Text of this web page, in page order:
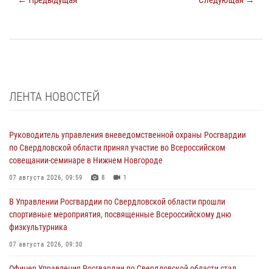
ЛЕНТА НОВОСТЕЙ
Руководитель управления вневедомственной охраны Росгвардии
по Свердловской области принял участие во Всероссийском
совещании-семинаре в Нижнем Новгороде
07 августа 2026, 09:59 8 1
В Управлении Росгвардии по Свердловской области прошли
спортивные мероприятия, посвященные Всероссийскому дню
физкультурника
07 августа 2026, 09:30